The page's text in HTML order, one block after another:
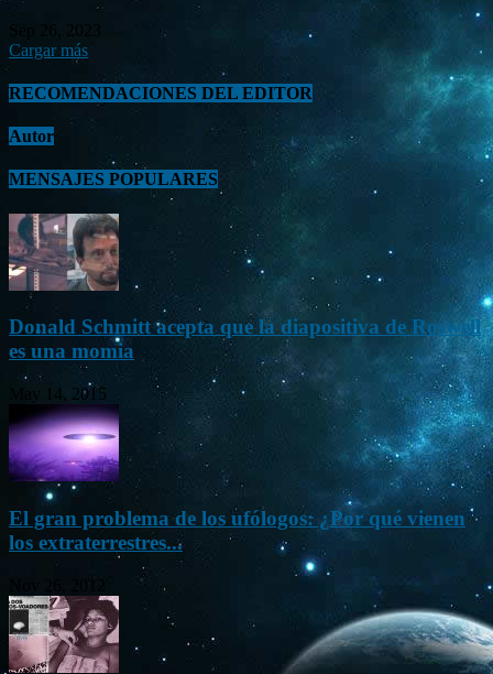
Sep 26, 2023
Cargar más
RECOMENDACIONES DEL EDITOR
Autor
MENSAJES POPULARES
Donald Schmitt acepta que la diapositiva de Roswell
es una momia
May 14, 2015
El gran problema de los ufólogos: ¿Por qué vienen
los extraterrestres...